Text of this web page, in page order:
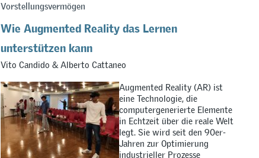
Vorstellungsvermögen
Wie Augmented Reality das Lernen
unterstützen kann
Vito Candido & Alberto Cattaneo
Augmented Reality (AR) ist
eine Technologie, die
computergenerierte Elemente
in Echtzeit über die reale Welt
legt. Sie wird seit den 90er-
Jahren zur Optimierung
industrieller Prozesse